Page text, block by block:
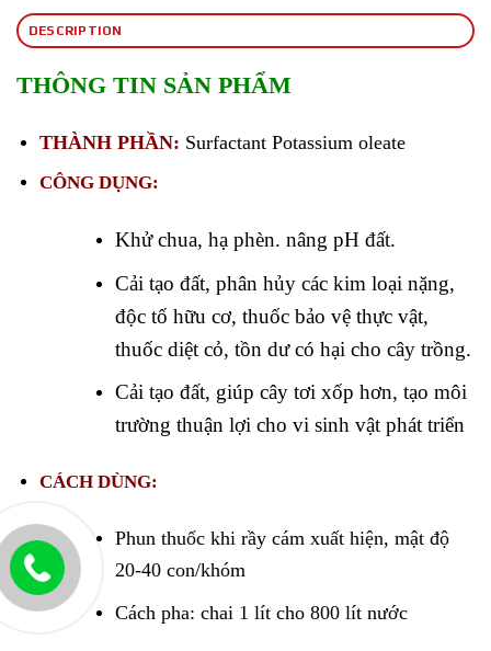
DESCRIPTION
THÔNG TIN SẢN PHẨM
THÀNH PHẦN: Surfactant Potassium oleate
CÔNG DỤNG:
Khử chua, hạ phèn. nâng pH đất.
Cải tạo đất, phân hủy các kim loại nặng,
độc tố hữu cơ, thuốc bảo vệ thực vật,
thuốc diệt cỏ, tồn dư có hại cho cây trồng.
Cải tạo đất, giúp cây tơi xốp hơn, tạo môi
trường thuận lợi cho vi sinh vật phát triển
CÁCH DÙNG:
Phun thuốc khi rầy cám xuất hiện, mật độ
20-40 con/khóm
Cách pha: chai 1 lít cho 800 lít nước